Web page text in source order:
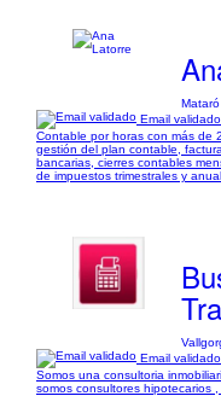
Email validado
Contable por horas con más de
gestión del plan contable,
bancarias, cierres contables
de impuestos trimestrales y
Email validado
Somos una consultoria
somos consultores hipotecarios